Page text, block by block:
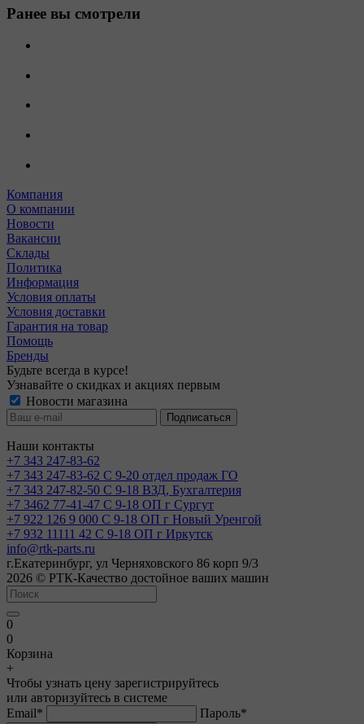
Ранее вы смотрели
Компания
О компании
Новости
Вакансии
Склады
Политика
Информация
Условия оплаты
Условия доставки
Гарантия на товар
Помощь
Бренды
Будьте всегда в курсе!
Узнавайте о скидках и акциях первым
Новости магазина
Наши контакты
+7 343 247-83-62
+7 343 247-83-62 С 9-20 отдел продаж ГО
+7 343 247-82-50 С 9-18 ВЗД, Бухгалтерия
+7 3462 77-41-47 С 9-18 ОП г Сургут
+7 922 126 9 000 С 9-18 ОП г Новый Уренгой
+7 932 11111 42 С 9-18 ОП г Иркутск
info@rtk-parts.ru
г.Екатеринбург, ул Черняховского 86 корп 9/3
2026 © РТК-Качество достойное ваших машин
0
0
Корзина
+
Чтобы узнать цену зарегистрируйтесь
или авторизуйтесь в системе
Email* Пароль*